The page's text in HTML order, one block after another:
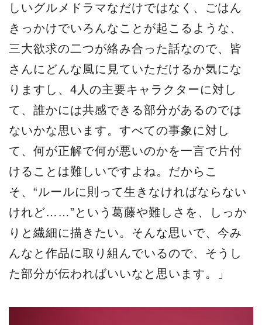
しいグルメドラマなだけではなく、ごはん
きっかけでいろんなことが起こるような、
三大欲求の二つが絡み合った話なので、皆
さんにどんな風に見ていただけるか気にな
りますし、4人の主要キャラクターに対し
て、誰かには共感できる部分があるのでは
ないかな思います。すべての事象に対し
て、何が正解で何が悪いのかを一言で片付
けることは難しいですよね。だからこ
そ、“ルールに則って生きなければならない
けれど……”という葛藤や難しさを、しっか
りと繊細に描きたい。そんな思いで、今み
んなと作品に取り組んでいるので、そうし
た部分が伝わればいいなと思います。」